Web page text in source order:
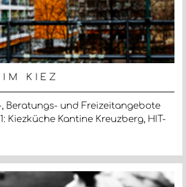
IM KIEZ
Beratungs- und Freizeit­angebote
Kiezküche Kantine Kreuzberg, HIT-